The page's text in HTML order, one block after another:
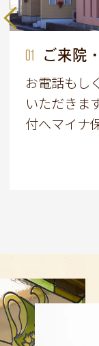
01 ご来院
お電話もし
いただきま
付へマイナ
02 問診・
03 検査・
04 口内環
05 治療計
06 治療
07 メンテ